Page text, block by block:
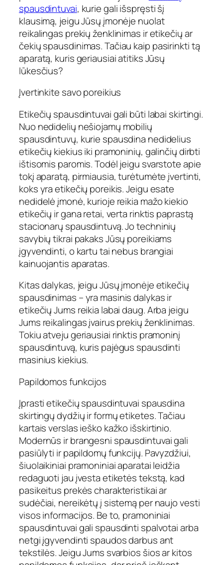
spausdintuvai, kurie gali išspręsti šį
klausimą, jeigu Jūsų įmonėje nuolat
reikalingas prekių ženklinimas ir etikečių ar
čekių spausdinimas. Tačiau kaip pasirinkti tą
aparatą, kuris geriausiai atitiks Jūsų
lūkesčius?
Įvertinkite savo poreikius
Etikečių spausdintuvai gali būti labai skirtingi.
Nuo nedidelių nešiojamų mobilių
spausdintuvų, kurie spausdina nedidelius
etikečių kiekius iki pramoninių, galinčių dirbti
ištisomis paromis. Todėl jeigu svarstote apie
tokį aparatą, pirmiausia, turėtumėte įvertinti,
koks yra etikečių poreikis. Jeigu esate
nedidelė įmonė, kurioje reikia mažo kiekio
etikečių ir gana retai, verta rinktis paprastą
stacionarų spausdintuvą. Jo techninių
savybių tikrai pakaks Jūsų poreikiams
įgyvendinti, o kartu tai nebus brangiai
kainuojantis aparatas.
Kitas dalykas, jeigu Jūsų įmonėje etikečių
spausdinimas – yra masinis dalykas ir
etikečių Jums reikia labai daug. Arba jeigu
Jums reikalingas įvairus prekių ženklinimas.
Tokiu atveju geriausiai rinktis pramoninį
spausdintuvą, kuris pajėgus spausdinti
masinius kiekius.
Papildomos funkcijos
Įprasti etikečių spausdintuvai spausdina
skirtingų dydžių ir formų etiketes. Tačiau
kartais verslas ieško kažko išskirtinio.
Modernūs ir brangesni spausdintuvai gali
pasiūlyti ir papildomų funkcijų. Pavyzdžiui,
šiuolaikiniai pramoniniai aparatai leidžia
redaguoti jau įvesta etiketės tekstą, kad
pasikeitus prekės charakteristikai ar
sudėčiai, nereikėtų į sistemą per naujo vesti
visos informacijos. Be to, pramoniniai
spausdintuvai gali spausdinti spalvotai arba
netgi įgyvendinti spaudos darbus ant
tekstilės. Jeigu Jums svarbios šios ar kitos